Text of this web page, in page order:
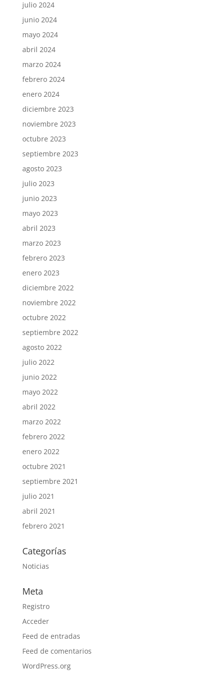
julio 2024
junio 2024
mayo 2024
abril 2024
marzo 2024
febrero 2024
enero 2024
diciembre 2023
noviembre 2023
octubre 2023
septiembre 2023
agosto 2023
julio 2023
junio 2023
mayo 2023
abril 2023
marzo 2023
febrero 2023
enero 2023
diciembre 2022
noviembre 2022
octubre 2022
septiembre 2022
agosto 2022
julio 2022
junio 2022
mayo 2022
abril 2022
marzo 2022
febrero 2022
enero 2022
octubre 2021
septiembre 2021
julio 2021
abril 2021
febrero 2021
Categorías
Noticias
Meta
Registro
Acceder
Feed de entradas
Feed de comentarios
WordPress.org